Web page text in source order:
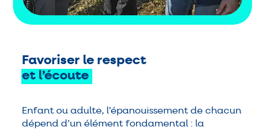
Favoriser le respect
et l’écoute
Enfant ou adulte, l’épanouissement de chacun
dépend d’un élément fondamental : la